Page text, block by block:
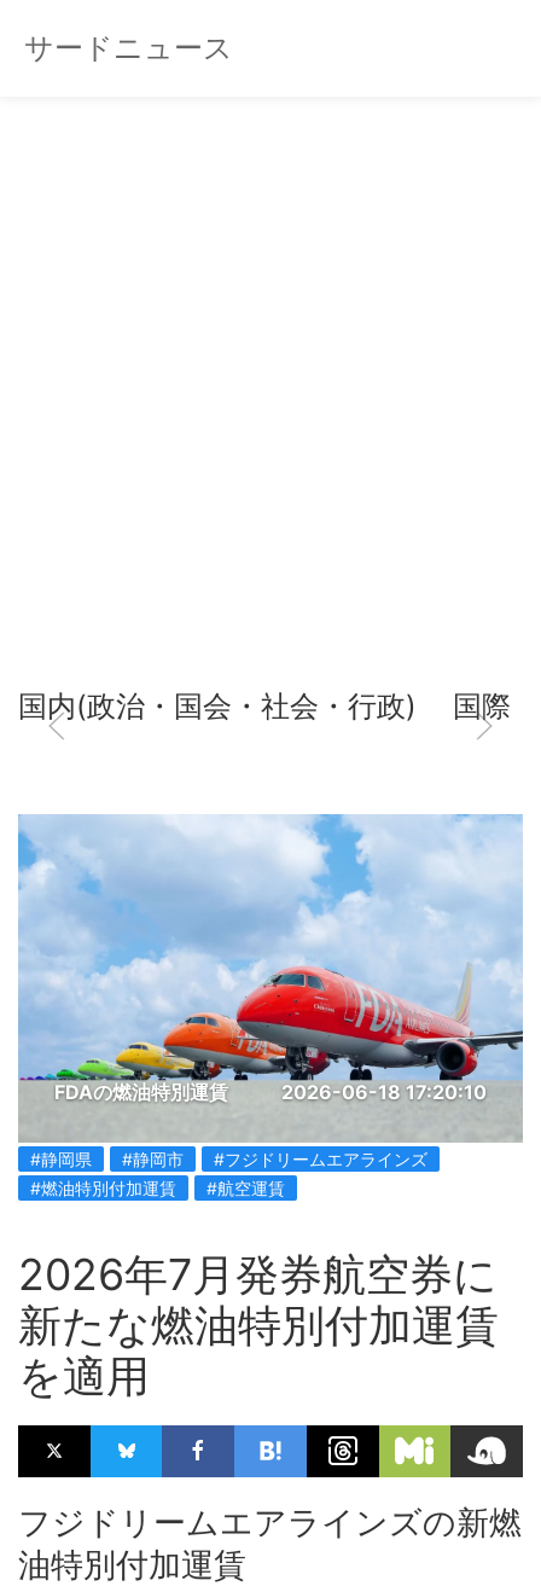
サードニュース
国内(政治・国会・社会・行政) 国際
FDAの燃油特別運賃 2026-06-18 17:20:10
#静岡県 #静岡市
#フジドリームエアラインズ
#燃油特別付加運賃
#航空運賃
2026年7月発券航空券に
新たな燃油特別付加運賃
を適用
フジドリームエアラインズの新燃
油特別付加運賃